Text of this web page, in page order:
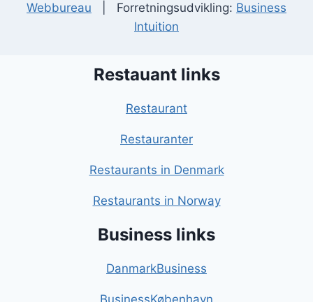
Webbureau | Forretningsudvikling: Business
Intuition
Restauant links
Restaurant
Restauranter
Restaurants in Denmark
Restaurants in Norway
Business links
DanmarkBusiness